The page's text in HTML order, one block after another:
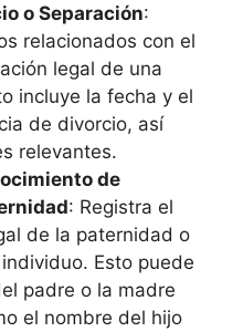
o Separación:
relacionados con el
legal de una
incluye la fecha y el
de divorcio, así
relevantes.
de
: Registra el
de la paternidad o
Esto puede
padre o la madre
el nombre del hijo